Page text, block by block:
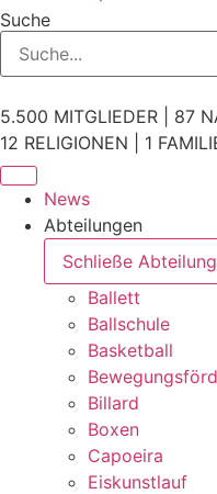
Suche
5.500 MITGLIEDER | 87
12 RELIGIONEN | 1
News
Abteilungen
Schließe
Ballett
Ballschule
Basketball
Billard
Boxen
Capoeira
Eiskunstlauf